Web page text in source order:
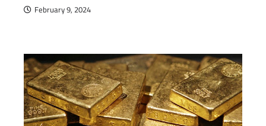
February 9, 2024